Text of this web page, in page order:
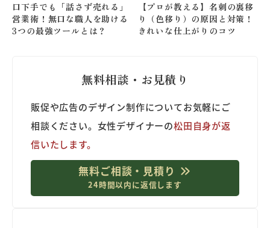
口下手でも「話さず売れる」
営業術！無口な職人を助ける
3つの最強ツールとは？
【プロが教える】名刺の裏移
り（色移り）の原因と対策！
きれいな仕上がりのコツ
無料相談・お見積り
販促や広告のデザイン制作についてお気軽にご
相談ください。女性デザイナーの松田自身が返
信いたします。
無料ご相談・見積り
24時間以内に返信します